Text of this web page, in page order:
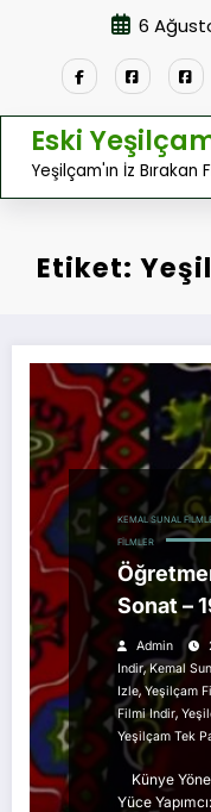
6
Eski
Yeşilçam'ın İz Bırakan
Etiket:
KEMAL SUNAL
FILMLER
Sonat –
Admin
Indir,Kemal
Izle, Yeşilçam
Filmi Indir,
Yeşilçam Tek
Künye
Yüce